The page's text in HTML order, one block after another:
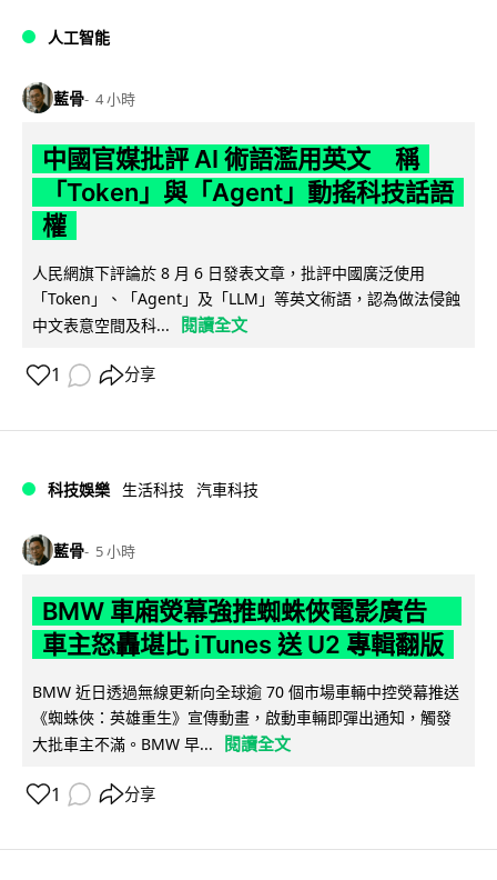
人工智能
藍骨 4 小時
中國官媒批評 AI 術語濫用英文 稱
「Token」與「Agent」動搖科技話語
權
人民網旗下評論於 8 月 6 日發表文章，批評中國廣泛使用
「Token」、「Agent」及「LLM」等英文術語，認為做法侵蝕
中文表意空間及科...
閱讀全文
1 分享
科技娛樂 生活科技 汽車科技
藍骨 5 小時
BMW 車廂熒幕強推蜘蛛俠電影廣告
車主怒轟堪比 iTunes 送 U2 專輯翻版
BMW 近日透過無線更新向全球逾 70 個市場車輛中控熒幕推送
《蜘蛛俠：英雄重生》宣傳動畫，啟動車輛即彈出通知，觸發
大批車主不滿。BMW 早...
閱讀全文
1 分享